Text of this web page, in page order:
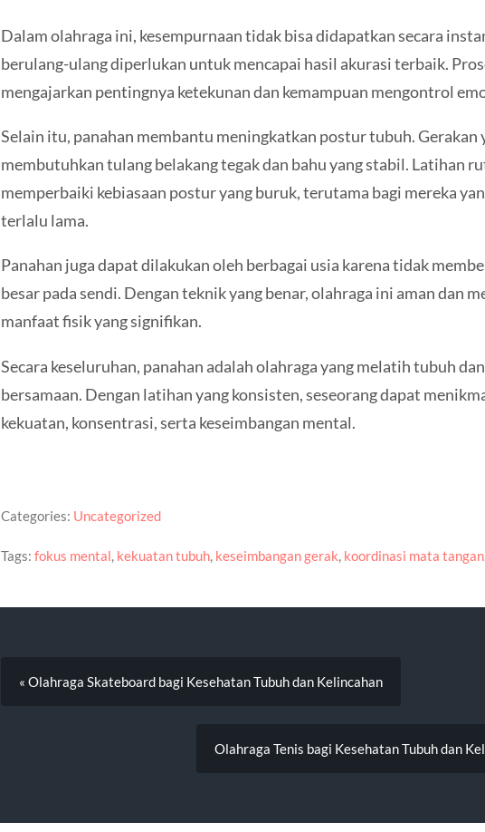
Dalam olahraga ini, kesempurnaan tidak bisa didapatkan secara
berulang-ulang diperlukan untuk mencapai hasil akurasi terbaik.
mengajarkan pentingnya ketekunan dan kemampuan mengontrol
Selain itu, panahan membantu meningkatkan postur tubuh. Gerakan
membutuhkan tulang belakang tegak dan bahu yang stabil. Latihan
memperbaiki kebiasaan postur yang buruk, terutama bagi mereka
terlalu lama.
Panahan juga dapat dilakukan oleh berbagai usia karena tidak
besar pada sendi. Dengan teknik yang benar, olahraga ini aman dan
manfaat fisik yang signifikan.
Secara keseluruhan, panahan adalah olahraga yang melatih tubuh
bersamaan. Dengan latihan yang konsisten, seseorang dapat
kekuatan, konsentrasi, serta keseimbangan mental.
Categories: Uncategorized
Tags: fokus mental, kekuatan tubuh, keseimbangan gerak, koordinasi mata tangan
« Olahraga Skateboard bagi Kesehatan Tubuh dan Kelincahan
Olahraga Tenis bagi Kesehatan Tubuh dan